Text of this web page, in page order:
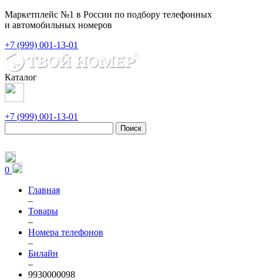
Маркетплейс №1 в России по подбору телефонных
и автомобильных номеров
+7 (999) 001-13-01
Каталог
+7 (999) 001-13-01
Поиск
0
Главная
–
Товары
–
Номера телефонов
–
Билайн
–
9930000098